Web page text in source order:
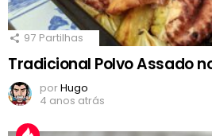
97 Partilhas
Tradicional Polvo Assado
porHugo
4 anos atrás